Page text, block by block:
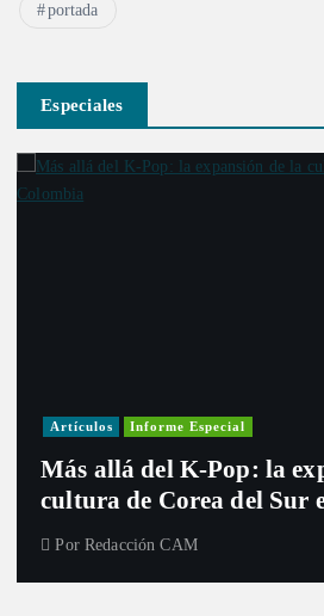
portada
Especiales
Artículos Informe Especial
Más allá del K-Pop: la
cultura de Corea del Sur
Por Redacción CAM